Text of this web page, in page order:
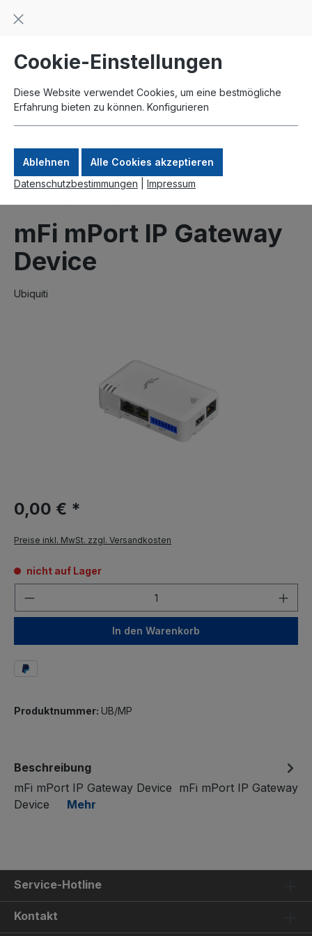
springen
Zahlung per Paypal
mFi mPort IP Gateway
Device
Ubiquiti
0,00 € *
Preise inkl. MwSt. zzgl. Versandkosten
nicht auf Lager
In den Warenkorb
Produktnummer: UB/MP
Beschreibung
mFi mPort IP Gateway Device mFi mPort IP Gateway
Device Mehr
Service-Hotline
Kontakt
Cookie-Einstellungen
Diese Website verwendet Cookies, um eine bestmögliche
Erfahrung bieten zu können. Konfigurieren
Ablehnen
Alle Cookies akzeptieren
Datenschutzbestimmungen
Impressum